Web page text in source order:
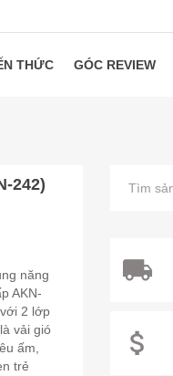
THỨC GÓC REVIEW
242)
năng
AKN-
2 lớp
vải gió
ấm,
trẻ